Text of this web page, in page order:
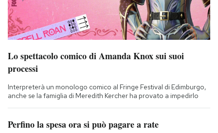
Lo spettacolo comico di Amanda Knox sui suoi
processi
Interpreterà un monologo comico al Fringe Festival di Edimburgo,
anche se la famiglia di Meredith Kercher ha provato a impedirlo
Perfino la spesa ora si può pagare a rate